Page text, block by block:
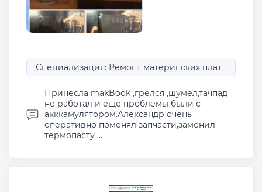
Специализация: Ремонт материнских плат
Принесла makBook ,грелся ,шумел,тачпад
не работал и еще проблемы были с
акккамулятором.Александр очень
оперативно поменял запчасти,заменил
термопасту ...